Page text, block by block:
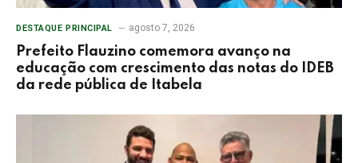
DESTAQUE PRINCIPAL agosto 7, 2026
Prefeito Flauzino comemora avanço na
educação com crescimento das notas do IDEB
da rede pública de Itabela